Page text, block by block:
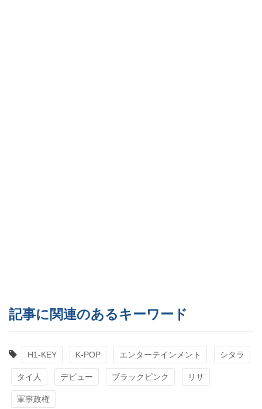
記事に関連のあるキーワード
H1-KEY K-POP エンターテインメント シタラ
タイ人 デビュー ブラックピンク リサ
軍事政権